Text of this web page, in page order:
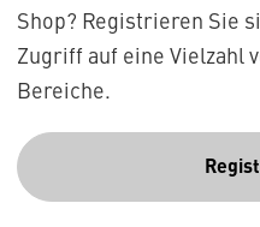
Shop? Registrieren Sie
Zugriff auf eine Vielzahl
Bereiche.